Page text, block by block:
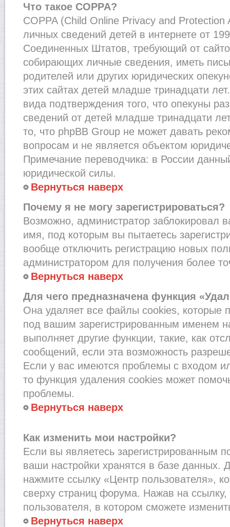
Что такое COPPA?
COPPA (Child Online Privacy and Protection
личных сведений детей в интернете от
Соединенных Штатов, требующий от
собирающих личные сведения, иметь
родителей или других юридических
этих сайтах детей младше тринадцати
вида подтверждения того, что опекуны
сведений от детей младше тринадцати
то, что phpBB Group не может давать
вопросам и не является объектом
Примечание переводчика: в России
юридической силы.
Вернуться наверх
Почему я не могу зарегистрироваться?
Возможно, администратор заблокировал
имя, под которым вы пытаетесь
вообще отключить регистрацию новых
администратором для получения более
Вернуться наверх
Для чего предназначена функция
Она удаляет все файлы cookies, которые
под вашим зарегистрированным именем
выполняет другие функции, такие, как
сообщений, если эта возможность
Если у вас имеются проблемы с входом
то функция удаления cookies может
проблемы.
Вернуться наверх
Как изменить мои настройки?
Если вы являетесь зарегистрированным
ваши настройки хранятся в базе данных.
нажмите ссылку «Центр пользователя»,
сверху страниц форума. Нажав на
пользователя, в котором сможете
Вернуться наверх